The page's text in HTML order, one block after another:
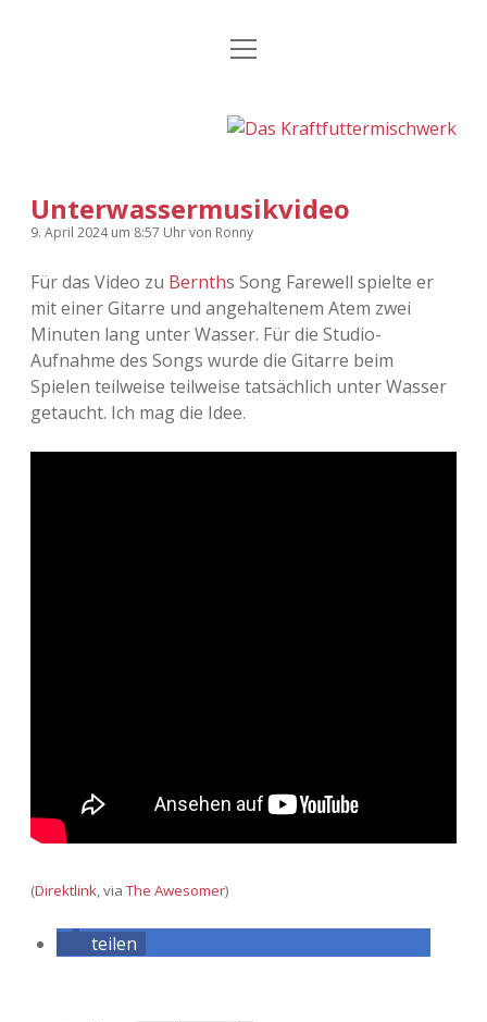
Kategorien
Doku
kfmw.stuff
Kopfkinomusik
Nur mal so
Instagrams
Adventskalender Dropdown-
Menü
Adventskalender 2010
Adventskalender 2011
Adventskalender 2020
facebook
instagram
rss soundcloud
vimeoBluesky
Menü
Unterwassermusikvideo
9. April 2024um 8:57 Uhrvon Ronny
Für das Video zu Bernths Song Farewell spielte er
mit einer Gitarre und angehaltenem Atem zwei
Minuten lang unter Wasser. Für die Studio-
Aufnahme des Songs wurde die Gitarre beim
Spielen teilweise teilweise tatsächlich unter Wasser
getaucht. Ich mag die Idee.
(Direktlink, viaThe Awesomer)
teilen